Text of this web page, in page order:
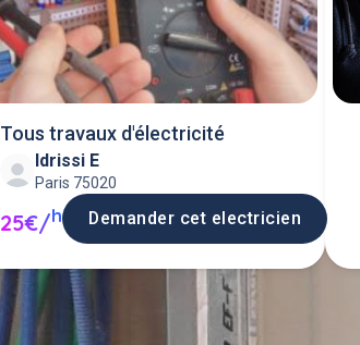
Tous travaux d'électricité
Idrissi E
Paris 75020
25€/h Demander cet electricien